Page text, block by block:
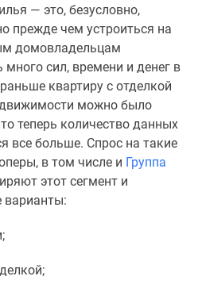
— это, безусловно,
прежде чем устроиться на
домовладельцам
сил, времени и денег в
квартиру с отделкой
можно было
теперь количество данных
все больше. Спрос на такие
в том числе и Группа
этот сегмент и
варианты: